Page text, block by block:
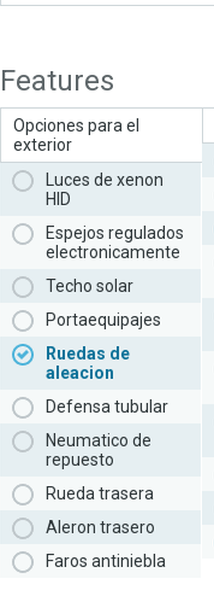
Features
Opciones para el
exterior
Luces de xenon
HID
Espejos regulados
electronicamente
Techo solar
Portaequipajes
Ruedas de
aleacion
Defensa tubular
Neumatico de
repuesto
Rueda trasera
Aleron trasero
Faros antiniebla